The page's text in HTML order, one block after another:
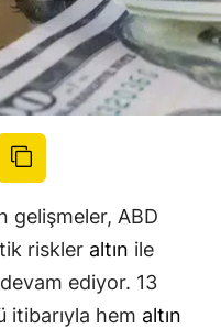
gelişmeler, ABD
riskler altın ile
ediyor. 13
itibarıyla hem altın